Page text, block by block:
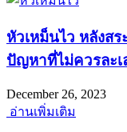
หัวเหม็นไว หลังส
ปัญหาที่ไม่ควรละเ
December 26, 2023
อ่านเพิ่มเติม